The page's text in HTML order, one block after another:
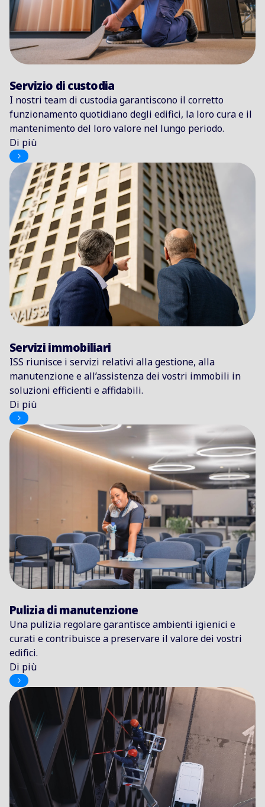
Servizio di custodia
I nostri team di custodia garantiscono il corretto
funzionamento quotidiano degli edifici, la loro cura e il
mantenimento del loro valore nel lungo periodo.
Di più
Servizi immobiliari
ISS riunisce i servizi relativi alla gestione, alla
manutenzione e all’assistenza dei vostri immobili in
soluzioni efficienti e affidabili.
Di più
Pulizia di manutenzione
Una pulizia regolare garantisce ambienti igienici e
curati e contribuisce a preservare il valore dei vostri
edifici.
Di più